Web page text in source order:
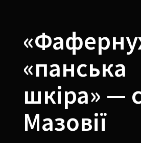
«панська
шкіра» —
Мазовії